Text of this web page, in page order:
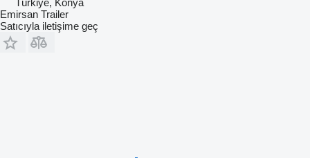
Türkiye, Konya
Emirsan Trailer
Satıcıyla iletişime geç